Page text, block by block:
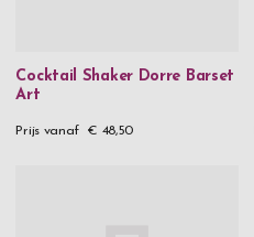
Cocktail Shaker Dorre Barset
Art
Prijs vanaf € 48,50